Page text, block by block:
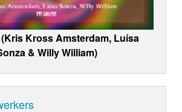
Kross Amsterdam, Luísa
& Willy William)